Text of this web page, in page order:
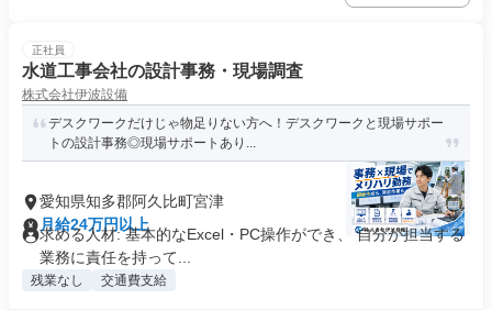
正社員
水道工事会社の設計事務・現場調査
株式会社伊波設備
デスクワークだけじゃ物足りない方へ！デスクワークと現場サポー
トの設計事務◎現場サポートあり...
愛知県知多郡阿久比町宮津
月給24万円以上
求める人材: 基本的なExcel・PC操作ができ、 自分が担当する
業務に責任を持って...
残業なし 交通費支給